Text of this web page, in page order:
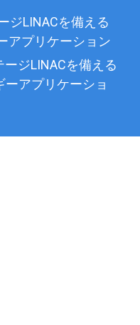
ジLINACを備える
アプリケーション
ージLINACを備える
アプリケーショ